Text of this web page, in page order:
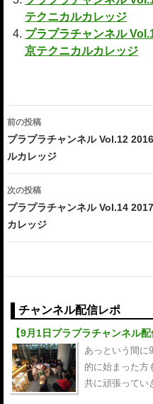
テクニカルカレッジ
プラプラチャンネル
京テクニカルカレッジ
投
稿
ナ
ビ
ゲ
ー
ン
前の投稿
プラプラチャンネル Vol.12
ルカレッジ
次の投稿
プラプラチャンネル Vol.14
カレッジ
チャンネル配信レポ
【9月1日プラプラチャンネル配
あっという間に
的に始まった方
共に頑張ってい